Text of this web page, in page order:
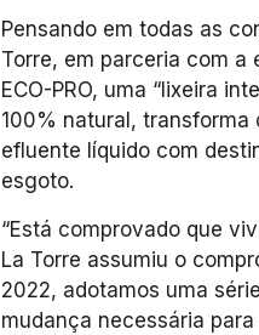
Pensando em todas as
Torre, em parceria com a
ECO-PRO, uma “lixeira
100% natural, transforma
efluente líquido com
esgoto.
“Está comprovado que
La Torre assumiu o
2022, adotamos uma
mudança necessária